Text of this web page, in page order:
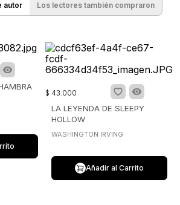
autor Los lectores también compraron
$ 43.000
LA LEYENDA DE SLEEPY
HOLLOW
WASHINGTON IRVING
Añadir al Carrito